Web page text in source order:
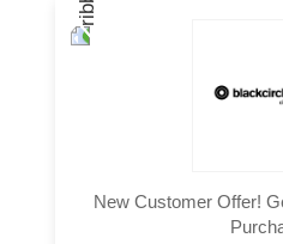
New Customer Offer!